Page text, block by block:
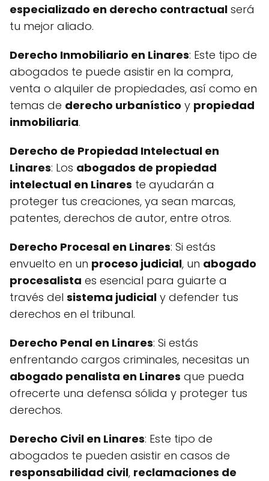
especializado en derecho contractual será
tu mejor aliado.
Derecho Inmobiliario en Linares: Este tipo de
abogados te puede asistir en la compra,
venta o alquiler de propiedades, así como en
temas de derecho urbanístico y propiedad
inmobiliaria.
Derecho de Propiedad Intelectual en
Linares: Los abogados de propiedad
intelectual en Linares te ayudarán a
proteger tus creaciones, ya sean marcas,
patentes, derechos de autor, entre otros.
Derecho Procesal en Linares: Si estás
envuelto en un proceso judicial, un abogado
procesalista es esencial para guiarte a
través del sistema judicial y defender tus
derechos en el tribunal.
Derecho Penal en Linares: Si estás
enfrentando cargos criminales, necesitas un
abogado penalista en Linares que pueda
ofrecerte una defensa sólida y proteger tus
derechos.
Derecho Civil en Linares: Este tipo de
abogados te pueden asistir en casos de
responsabilidad civil, reclamaciones de